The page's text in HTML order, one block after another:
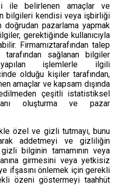
ile belirlenen amaçlar ve
bilgileri kendisi veya işbirliği
doğrudan pazarlama yapmak
gerektiğinde kullanıcıyla
Firmamıztarafından talep
sağlanan bilgiler
yapılan işlemlerle ilgili
olduğu kişiler tarafından,
amaçlar ve kapsam dışında
çeşitli istatistiksel
oluşturma ve pazar
özel ve gizli tutmayı, bunu
addetmeyi ve gizliliğin
bilginin tamamının veya
girmesini veya yetkisiz
ifşasını önlemek için gerekli
özeni göstermeyi taahhüt